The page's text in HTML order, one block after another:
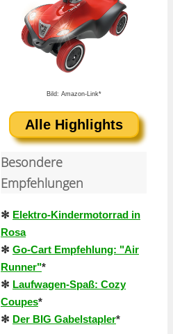
Bild: Amazon-Link*
Alle Highlights
Besondere
Empfehlungen
✻ Elektro-Kindermotorrad in
Rosa
✻ Go-Cart Empfehlung: "Air
Runner"*
✻ Laufwagen-Spaß: Cozy
Coupes*
✻ Der BIG Gabelstapler*